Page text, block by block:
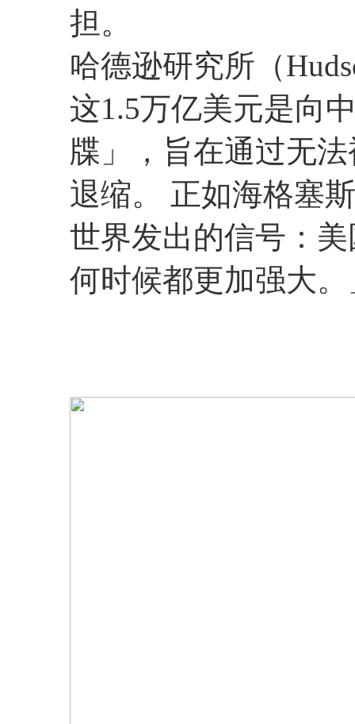
担。
哈德逊研究所（
这1.5万亿美元是向
牒」，旨在通过无
退缩。 正如海格塞
世界发出的信号：
何时候都更加强大。